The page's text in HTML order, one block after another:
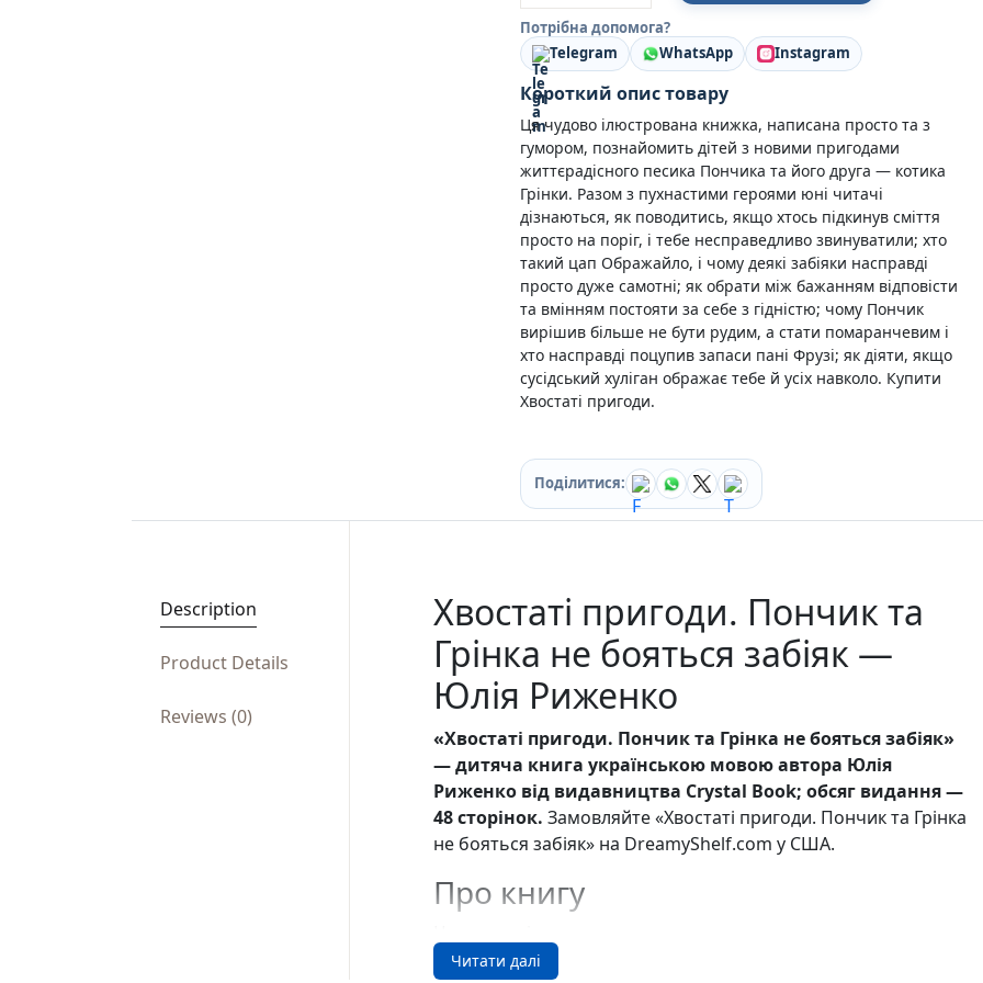
Кулінарія
Ігри для дорослих
Зарубіжні письменники
Різдвяні / Зимові
Картонні книги для найменших
Віммельбухи
Казки Вірші Оповідання
Книги з наліпками
Вчимося читати
Прописи для дітей
Багаторазові прописи / Книги на липучках
Книги для першого читання
Самостійне читання (6+)
Книги для читання 10+
Розмальовки та Аплікації
Енциклопедії
Книги про Україну
Ігри для дітей
Різдвяні / Зимові
Жанри
Тематичні підбірки
Love story mood: підбірка книжок для неї
Подарунок для нього
Біографії що надихають
Історії сильних жінок
Книжкові історії на екрані
Прокачай себе
Розпродаж пошкоджених книг
Вживані книги
Подарункові книги
Сучасна українська проза
Канцтовари
Потрібна допомога?
Telegram
WhatsApp Instagram
Короткий опис товару
Ця чудово ілюстрована книжка, написана просто та з
гумором, познайомить дітей з новими пригодами
життєрадісного песика Пончика та його друга — котика
Грінки. Разом з пухнастими героями юні читачі
дізнаються, як поводитись, якщо хтось підкинув сміття
просто на поріг, і тебе несправедливо звинуватили; хто
такий цап Ображайло, і чому деякі забіяки насправді
просто дуже самотні; як обрати між бажанням відповісти
та вмінням постояти за себе з гідністю; чому Пончик
вирішив більше не бути рудим, а стати помаранчевим і
хто насправді поцупив запаси пані Фрузі; як діяти, якщо
сусідський хуліган ображає тебе й усіх навколо. Купити
Хвостаті пригоди.
Поділитися:
Description
Product Details
Reviews (0)
Хвостаті пригоди. Пончик та
Грінка не бояться забіяк —
Юлія Риженко
«Хвостаті пригоди. Пончик та Грінка не бояться забіяк»
— дитяча книга українською мовою автора Юлія
Риженко від видавництва Crystal Book; обсяг видання —
48 сторінок. Замовляйте «Хвостаті пригоди. Пончик та Грінка
не бояться забіяк» на DreamyShelf.com у США.
Про книгу
гумором, познайомить дітей з новими пригодами
Читати далі